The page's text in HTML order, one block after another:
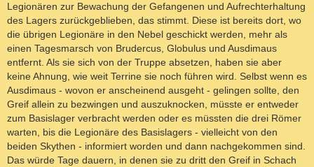
Legionären zur Bewachung der Gefangenen und Aufrechterhaltung
des Lagers zurückgeblieben, das stimmt. Diese ist bereits dort, wo
die übrigen Legionäre in den Nebel geschickt werden, mehr als
einen Tagesmarsch von Brudercus, Globulus und Ausdimaus
entfernt. Als sie sich von der Truppe absetzen, haben sie aber
keine Ahnung, wie weit Terrine sie noch führen wird. Selbst wenn es
Ausdimaus - wovon er anscheinend ausgeht - gelingen sollte, den
Greif allein zu bezwingen und auszuknocken, müsste er entweder
zum Basislager verbracht werden oder es müssten die drei Römer
warten, bis die Legionäre des Basislagers - vielleicht von den
beiden Skythen - informiert worden und dann nachgekommen sind.
Das würde Tage dauern, in denen sie zu dritt den Greif in Schach